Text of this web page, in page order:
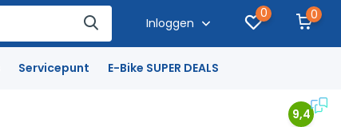
Inloggen
0 0
Servicepunt E-Bike SUPER DEALS
9,4